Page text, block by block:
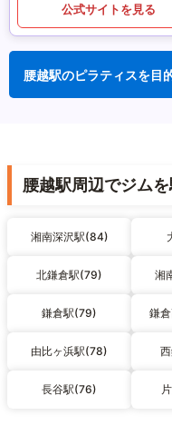
公式サイトを見る
腰越駅のピラティスを目
腰越駅周辺でジム
湘南深沢駅(84)
北鎌倉駅(79) 湘
鎌倉駅(79) 鎌
由比ヶ浜駅(78)
長谷駅(76)